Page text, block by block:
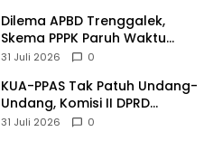
Dilema APBD Trenggalek,
Skema PPPK Paruh Waktu
Mengemuka Demi Pangkas Rp
31 Juli 2026 0
KUA-PPAS Tak Patuh Undang-
Undang, Komisi II DPRD
Trenggalek: APBD 2027
31 Juli 2026 0